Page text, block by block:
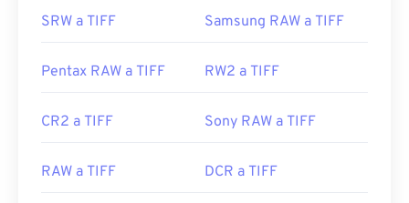
Lanzamiento inicial:
1986
https://www.adobe.com/creativecloud/file-
https://www.file-extensions.org/extension-de-
SRW a TIFF Samsung RAW a TIFF
Pentax RAW a TIFF RW2 a TIFF
CR2 a TIFF Sony RAW a TIFF
RAW a TIFF DCR a TIFF